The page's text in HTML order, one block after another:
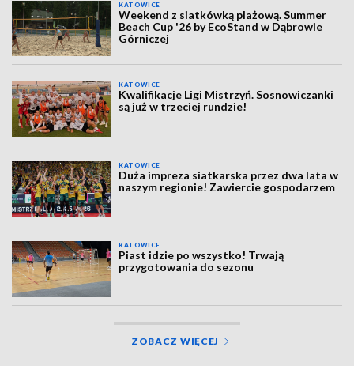
KATOWICE
Weekend z siatkówką plażową. Summer
Beach Cup '26 by EcoStand w Dąbrowie
Górniczej
KATOWICE
Kwalifikacje Ligi Mistrzyń. Sosnowiczanki
są już w trzeciej rundzie!
KATOWICE
Duża impreza siatkarska przez dwa lata w
naszym regionie! Zawiercie gospodarzem
KATOWICE
Piast idzie po wszystko! Trwają
przygotowania do sezonu
ZOBACZ WIĘCEJ